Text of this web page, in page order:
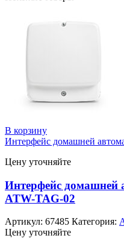
В корзину
Интерфейс домашней
Цену уточняйте
Интерфейс домашней
ATW-TAG-02
Артикул: 67485 Категория:
Цену уточняйте